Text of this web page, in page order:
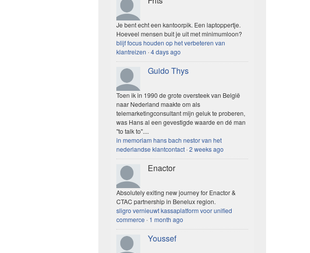
Je bent echt een kantoorpik. Een laptoppertje.
Hoeveel mensen buit je uit met minimumloon?
blijf focus houden op het verbeteren van
klantreizen ·4 days ago
Guido Thys
Toen ik in 1990 de grote oversteek van België
naar Nederland maakte om als
telemarketingconsultant mijn geluk te proberen,
was Hans al een gevestigde waarde en dé man
"to talk to"....
in memoriam hans bach nestor van het
nederlandse klantcontact ·2 weeks ago
Enactor
Absolutely exiting new journey for Enactor &
CTAC partnership in Benelux region.
sligro vernieuwt kassaplatform voor unified
commerce · 1 month ago
Youssef